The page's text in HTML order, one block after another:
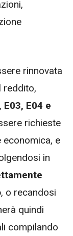
rinnovata
reddito,
E04 e
richieste
e
in
, o recandosi
quindi
compilando